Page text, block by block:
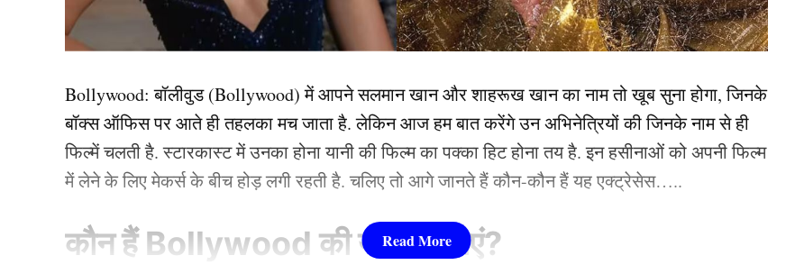
आएंगे. सूर्या की कप्तानी में भारत के पास मौका होगा कि वह एशिया कप में अपनी बादशाहत को बरकरार रखें और
दोबारा से खिताब पर कब्जा जमाए.
इन खिलाड़ियों को मिलेगा टीम में मौका
Bollywood:बॉलीवुड (Bollywood)में आपने सलमान खान और शाहरूख खान का नाम तो खूब सुना होगा, जिनके
बॉक्स ऑफिस पर आते ही तहलका मच जाता है. लेकिन आज हम बात करेंगे उन अभिनेत्रियों की जिनके नाम से ही
फिल्में चलती है. स्टारकास्ट में उनका होना यानी की फिल्म का पक्का हिट होना तय है. इन हसीनाओं को अपनी फिल्म
में लेने के लिए मेकर्स के बीच होड़ लगी रहती है. चलिए तो आगे जानते हैं कौन-कौन हैं यह एक्ट्रेसेस…..
कौन हैंBollywood की यह हसीनाएं?